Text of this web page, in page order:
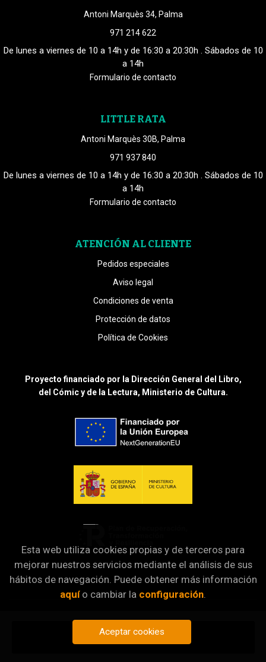
Añadir a mi cesta
Antoni Marquès 34, Palma
971 214 622
De lunes a viernes de 10 a 14h y de 16:30 a 20:30h . Sábados de 10
a 14h
Formulario de contacto
LITTLE RATA
Antoni Marquès 30B, Palma
971 937 840
De lunes a viernes de 10 a 14h y de 16:30 a 20:30h . Sábados de 10
a 14h
Formulario de contacto
ATENCIÓN AL CLIENTE
Pedidos especiales
Aviso legal
Condiciones de venta
Protección de datos
Política de Cookies
Proyecto financiado por la Dirección General del Libro,
del Cómic y de la Lectura, Ministerio de Cultura.
Esta web utiliza cookies propias y de terceros para
mejorar nuestros servicios mediante el análisis de sus
hábitos de navegación. Puede obtener más información
aquío cambiar la configuración.
Aceptar cookies